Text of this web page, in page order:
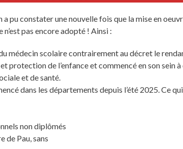
constater une nouvelle fois que la mise en
pas encore adopté ! Ainsi :
médecin scolaire contrairement au décret le
protection de l’enfance et commencé en son sein
et de santé.
dans les départements depuis l’été 2025. Ce
non diplômés
de Pau, sans